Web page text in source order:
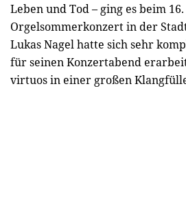
Leben und Tod – ging es beim 16.
Orgelsommerkonzert in der
Lukas Nagel hatte sich sehr
für seinen Konzertabend
virtuos in einer großen